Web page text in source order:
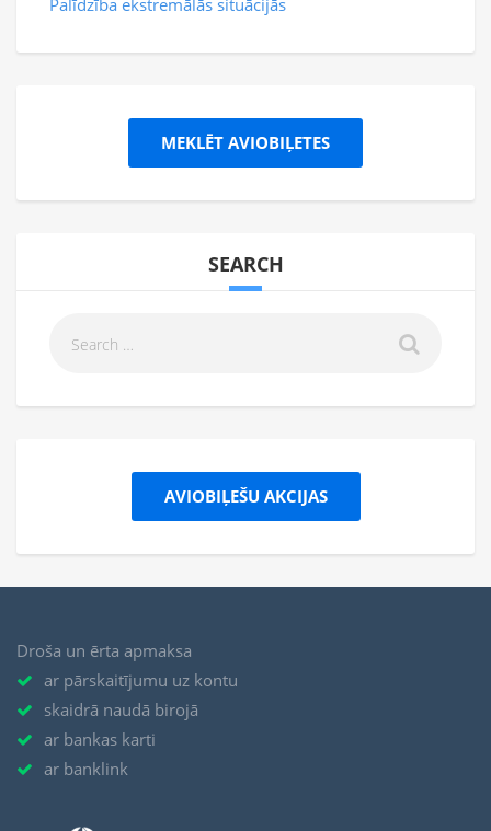
Palīdzība ekstremālās situācijās
MEKLĒT AVIOBIĻETES
SEARCH
AVIOBIĻEŠU AKCIJAS
Droša un ērta apmaksa
ar pārskaitījumu uz kontu
skaidrā naudā birojā
ar bankas karti
ar banklink